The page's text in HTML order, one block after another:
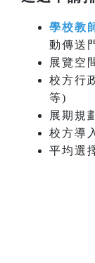
學校教
動傳送
展覽空
校方行
等)
展期規
校方導
平均選